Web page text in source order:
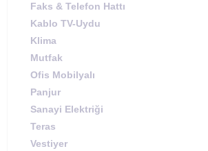
Faks & Telefon Hattı
Kablo TV-Uydu
Klima
Mutfak
Ofis Mobilyalı
Panjur
Sanayi Elektriği
Teras
Vestiyer